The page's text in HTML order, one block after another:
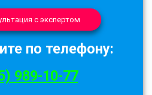
с экспертом
по телефону:
989-10-77